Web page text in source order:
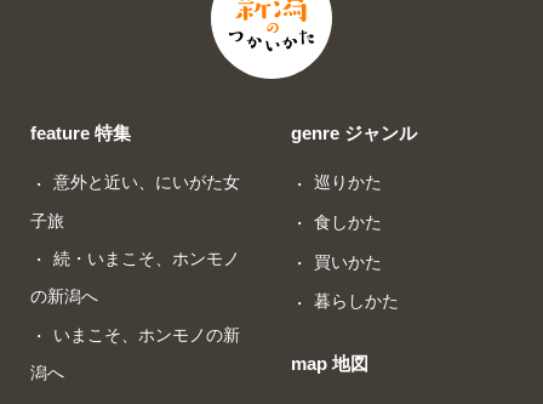
feature 特集
意外と近い、にいがた女
子旅
続・いまこそ、ホンモノ
の新潟へ
いまこそ、ホンモノの新
潟へ
genre ジャンル
巡りかた
食しかた
買いかた
暮らしかた
map 地図